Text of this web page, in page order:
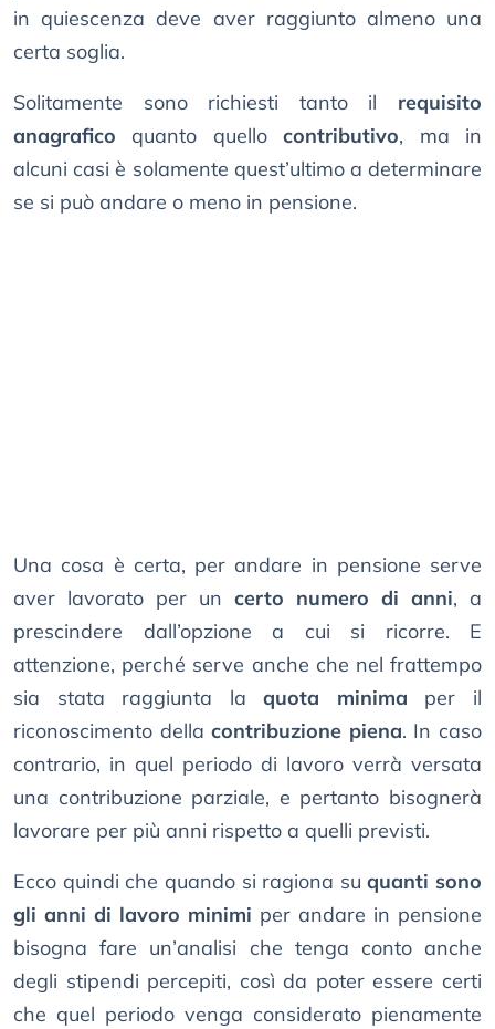
in quiescenza deve aver raggiunto almeno una
certa soglia.
Solitamente sono richiesti tanto il requisito
anagrafico quanto quellocontributivo, ma in
alcuni casi è solamente quest’ultimo a determinare
se si può andare o meno in pensione.
Una cosa è certa, per andare in pensione serve
aver lavorato per un certo numero di anni, a
prescindere dall’opzione a cui si ricorre. E
attenzione, perché serve anche che nel frattempo
sia stata raggiunta laquota minima per il
riconoscimento dellacontribuzione piena. In caso
contrario, in quel periodo di lavoro verrà versata
una contribuzione parziale, e pertanto bisognerà
lavorare per più anni rispetto a quelli previsti.
Ecco quindi che quando si ragiona suquanti sono
gli anni di lavoro minimi per andare in pensione
bisogna fare un’analisi che tenga conto anche
degli stipendi percepiti, così da poter essere certi
che quel periodo venga considerato pienamente